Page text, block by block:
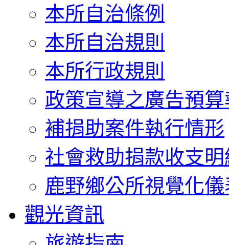
本所自治條例
本所自治規則
本所行政規則
政策宣導之廣告預
補捐助案件執行情形
社會救助捐款收支明
鹿野鄉公所視覺化
觀光資訊